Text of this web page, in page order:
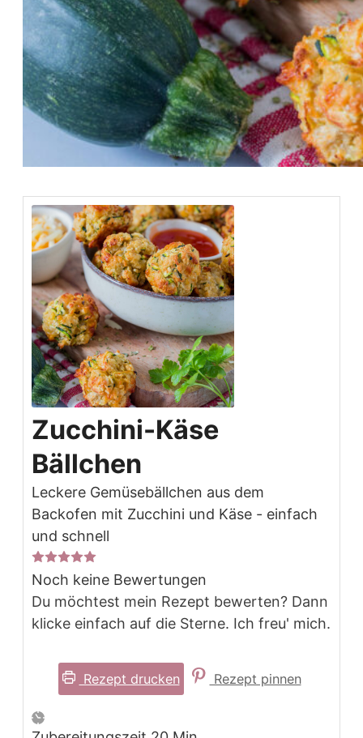
Zucchini-Käse
Bällchen
Leckere Gemüsebällchen aus dem
Backofen mit Zucchini und Käse - einfach
und schnell
Noch keine Bewertungen
Du möchtest mein Rezept bewerten? Dann
klicke einfach auf die Sterne. Ich freu' mich.
Rezept drucken Rezept pinnen